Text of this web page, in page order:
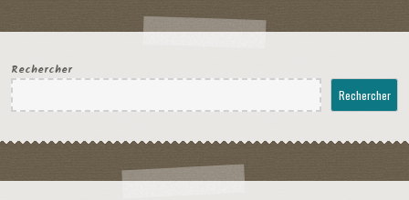
Rechercher
Rechercher